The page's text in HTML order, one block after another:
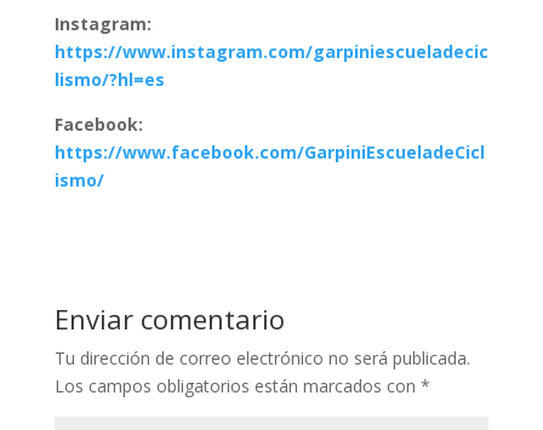
Instagram:
https://www.instagram.com/garpiniescueladecic
lismo/?hl=es
Facebook:
https://www.facebook.com/GarpiniEscueladeCicl
ismo/
Enviar comentario
Tu dirección de correo electrónico no será publicada.
Los campos obligatorios están marcados con *